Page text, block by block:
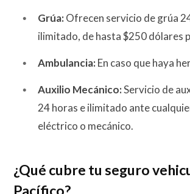
Grúa:Ofrecen servicio de grúa
ilimitado, de hasta $250 dólares
Ambulancia:En caso que haya
Auxilio Mecánico:Servicio de
24 horas e ilimitado ante
eléctrico o mecánico.
¿Qué cubre tu seguro